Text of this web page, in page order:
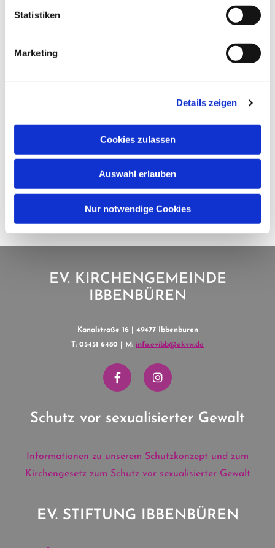
Statistiken
Marketing
Details zeigen
Cookies zulassen
Auswahl erlauben
Nur notwendige Cookies
EV. KIRCHENGEMEINDE
IBBENBÜREN
Kanalstraße 16 | 49477 Ibbenbüren
T: 05451 6480 | M: info.evibb@ekvw.de
Schutz vor sexualisierter Gewalt
Informationen zu unserem Schutzkonzept und zum
Kirchengesetz zum Schutz vor sexualisierter Gewalt
EV. STIFTUNG IBBENBÜREN